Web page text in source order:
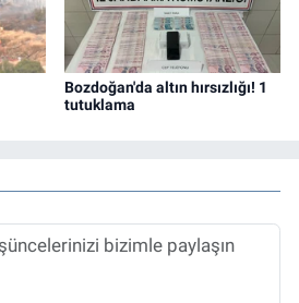
Bozdoğan'da altın hırsızlığı! 1
tutuklama